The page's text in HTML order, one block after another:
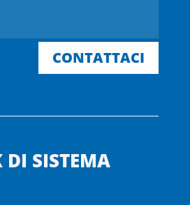
CONTATTACI
DI SISTEMA